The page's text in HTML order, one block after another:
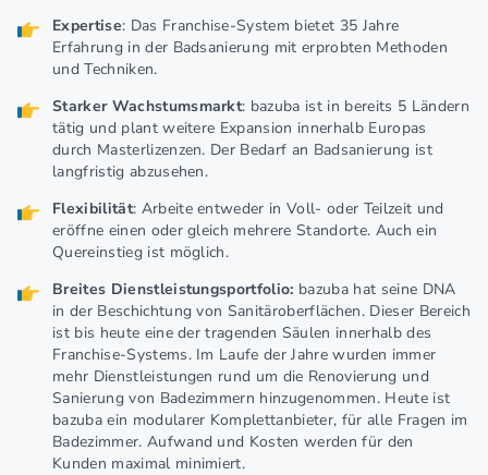
Expertise: Das Franchise-System bietet 35 Jahre
Erfahrung in der Badsanierung mit erprobten Methoden
und Techniken.
Starker Wachstumsmarkt: bazuba ist in bereits 5 Ländern
tätig und plant weitere Expansion innerhalb Europas
durch Masterlizenzen. Der Bedarf an Badsanierung ist
langfristig abzusehen.
Flexibilität: Arbeite entweder in Voll- oder Teilzeit und
eröffne einen oder gleich mehrere Standorte. Auch ein
Quereinstieg ist möglich.
Breites Dienstleistungsportfolio: bazuba hat seine DNA
in der Beschichtung von Sanitäroberflächen. Dieser Bereich
ist bis heute eine der tragenden Säulen innerhalb des
Franchise-Systems. Im Laufe der Jahre wurden immer
mehr Dienstleistungen rund um die Renovierung und
Sanierung von Badezimmern hinzugenommen. Heute ist
bazuba ein modularer Komplettanbieter, für alle Fragen im
Badezimmer. Aufwand und Kosten werden für den
Kunden maximal minimiert.